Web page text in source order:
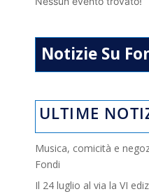
Notizie Su
ULTIME
Musica, comicità e
Fondi
Il 24 luglio al via la VI